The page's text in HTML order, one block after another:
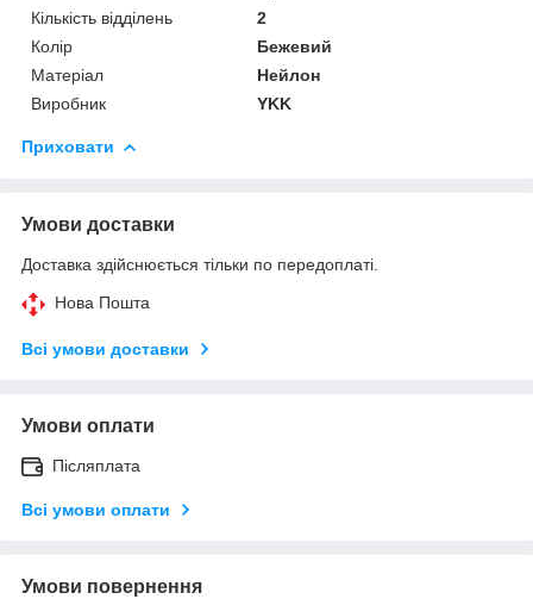
Кількість відділень
2
Колір
Бежевий
Матеріал
Нейлон
Виробник
YKK
Приховати
Умови доставки
Доставка здійснюється тільки по передоплаті.
Нова Пошта
Всі умови доставки
Умови оплати
Післяплата
Всі умови оплати
Умови повернення